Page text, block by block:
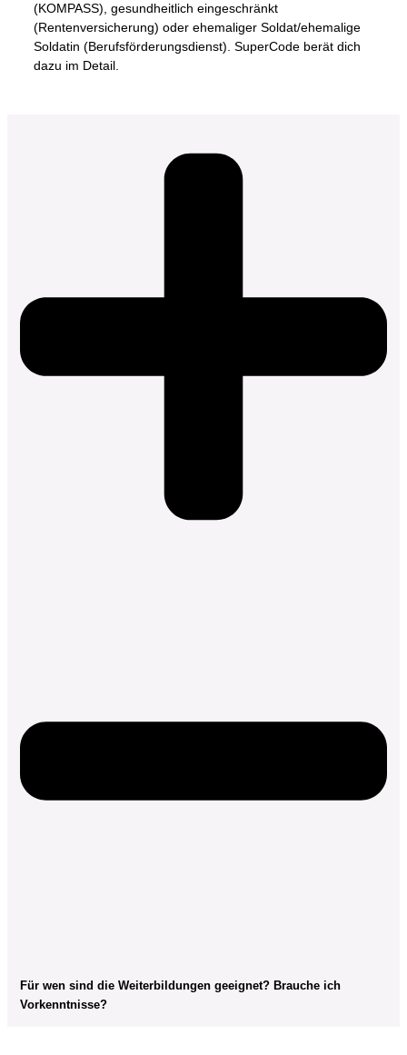
(KOMPASS), gesundheitlich eingeschränkt
(Rentenversicherung) oder ehemaliger Soldat/ehemalige
Soldatin (Berufsförderungsdienst). SuperCode berät dich
dazu im Detail.
Für wen sind die Weiterbildungen geeignet? Brauche ich
Vorkenntnisse?